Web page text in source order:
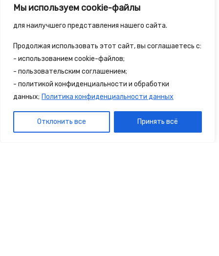
Мы используем cookie-файлы
для наилучшего представления нашего сайта.
Продолжая использовать этот сайт, вы соглашаетесь с:
- использованием cookie-файлов;
- пользовательским соглашением;
- политикой конфиденциальности и обработки
данных; Политика конфиденциальности данных
Отклонить все Принять всё
собраны самые удивительные
достопримечательности и туристические
Посетителям
Политика конфиденциальности